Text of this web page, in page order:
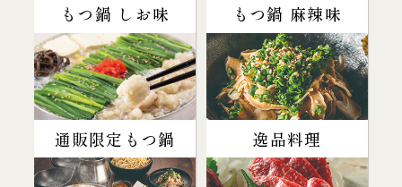
もつ鍋 しお味 もつ鍋 麻辣味
通販限定もつ鍋 逸品料理